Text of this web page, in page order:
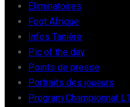
Éliminatoires
Foot Afrique
Infos Tanière
Pic of the day
Points de presse
Portraits des joueurs
Program Championnat L1